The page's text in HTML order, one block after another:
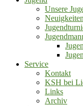
Unsere
Service
Kontakt
KSH bei
Links
Archiv